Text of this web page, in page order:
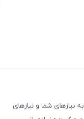
نیازهای شما و نیازهای